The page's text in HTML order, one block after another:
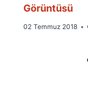
Görüntüsü
By
02 Temmuz 2018